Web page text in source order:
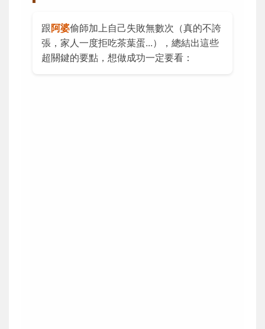
跟阿婆偷師加上自己失敗無數次（真的不誇
張，家人一度拒吃茶葉蛋...），總結出這些
超關鍵的要點，想做成功一定要看：